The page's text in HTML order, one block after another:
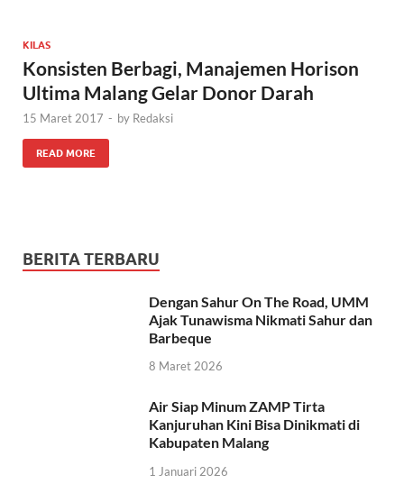
KILAS
Konsisten Berbagi, Manajemen Horison
Ultima Malang Gelar Donor Darah
15 Maret 2017 - by Redaksi
READ MORE
BERITA TERBARU
Dengan Sahur On The Road, UMM
Ajak Tunawisma Nikmati Sahur dan
Barbeque
8 Maret 2026
Air Siap Minum ZAMP Tirta
Kanjuruhan Kini Bisa Dinikmati di
Kabupaten Malang
1 Januari 2026